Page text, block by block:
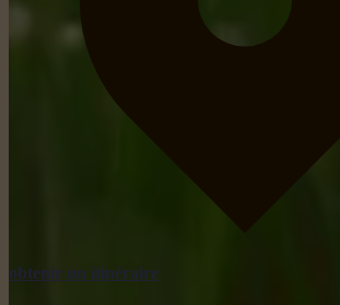
obtenir un itinéraire